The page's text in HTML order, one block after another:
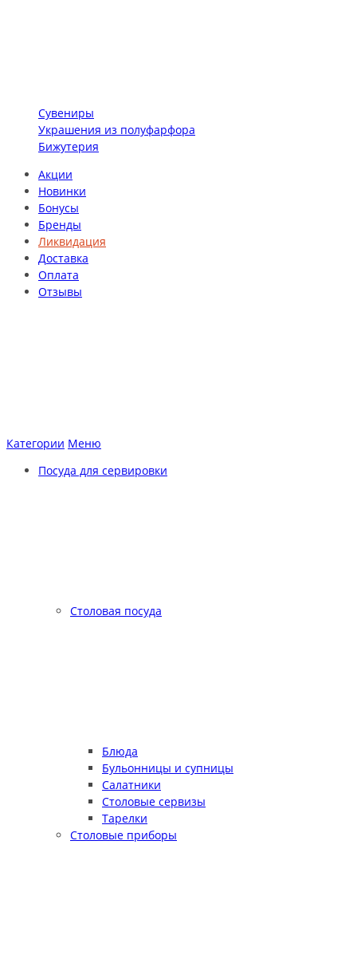
Сувениры
Украшения из полуфарфора
Бижутерия
Акции
Новинки
Бонусы
Бренды
Ликвидация
Доставка
Оплата
Отзывы
Категории Меню
Посуда для сервировки
Столовая посуда
Блюда
Бульонницы и супницы
Салатники
Столовые сервизы
Тарелки
Столовые приборы